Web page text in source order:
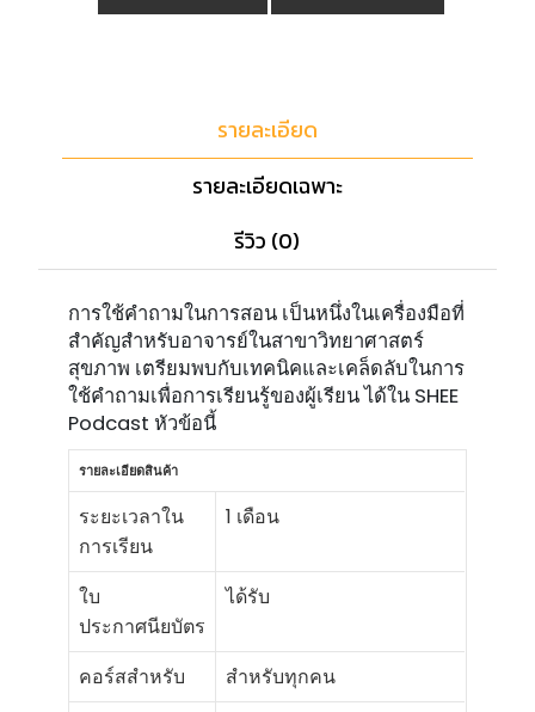
รายละเอียด
รายละเอียดเฉพาะ
รีวิว (0)
การใช้คำถามในการสอน เป็นหนึ่งในเครื่องมือที่
สำคัญสำหรับอาจารย์ในสาขาวิทยาศาสตร์
สุขภาพ เตรียมพบกับเทคนิคและเคล็ดลับในการ
ใช้คำถามเพื่อการเรียนรู้ของผู้เรียน ได้ใน SHEE
Podcast หัวข้อนี้
รายละเอียดสินค้า
ระยะเวลาใน
การเรียน
1 เดือน
ใบ
ประกาศนียบัตร
ได้รับ
คอร์สสำหรับ
สำหรับทุกคน